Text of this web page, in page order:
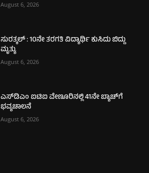
August 6, 2026
ಸುರತ್ಕಲ್ : 10ನೇ ತರಗತಿ ವಿದ್ಯಾರ್ಥಿ ಕುಸಿದು ಬಿದ್ದು
ಮೃತ್ಯು
August 6, 2026
ಎಸ್‌ಡಿಎಂ ಐಟಿಐ ವೇಣೂರಿನಲ್ಲಿ 41ನೇ ಬ್ಯಾಚ್‌ಗೆ
ಭವ್ಯಚಾಲನೆ
August 6, 2026